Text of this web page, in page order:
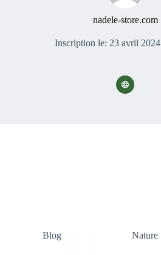
nadele-store.com
Inscription le: 23 avril 2024
Blog Nature